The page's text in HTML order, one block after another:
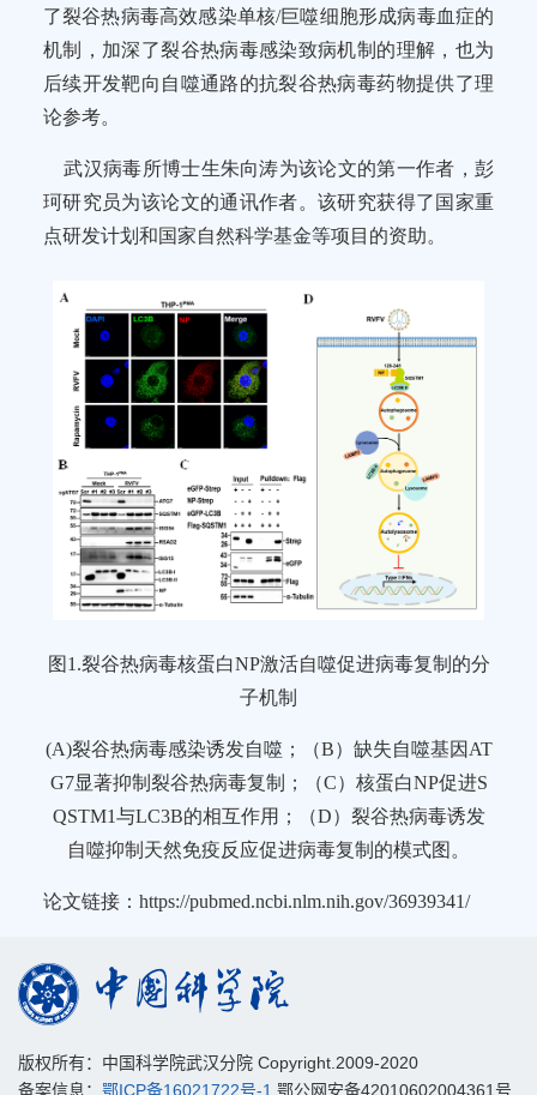
了裂谷热病毒高效感染单核/巨噬细胞形成病毒血症的
机制，加深了裂谷热病毒感染致病机制的理解，也为
后续开发靶向自噬通路的抗裂谷热病毒药物提供了理
论参考。
武汉病毒所博士生朱向涛为该论文的第一作者，彭
珂研究员为该论文的通讯作者。该研究获得了国家重
点研发计划和国家自然科学基金等项目的资助。
图1.裂谷热病毒核蛋白NP激活自噬促进病毒复制的分
子机制
(A)裂谷热病毒感染诱发自噬；（B）缺失自噬基因AT
G7显著抑制裂谷热病毒复制；（C）核蛋白NP促进S
QSTM1与LC3B的相互作用；（D）裂谷热病毒诱发
自噬抑制天然免疫反应促进病毒复制的模式图。
论文链接： https://pubmed.ncbi.nlm.nih.gov/36939341/
版权所有：中国科学院武汉分院 Copyright.2009-2020
备案信息： 鄂ICP备16021722号-1 鄂公网安备42010602004361号